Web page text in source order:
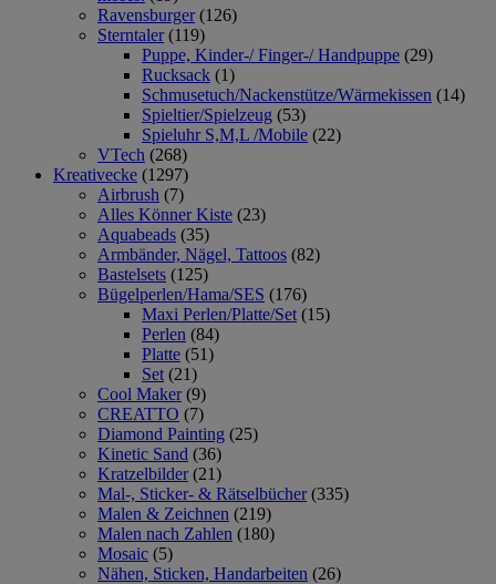
Ravensburger (126)
Sterntaler (119)
Puppe, Kinder-/ Finger-/ Handpuppe (29)
Rucksack (1)
Schmusetuch/Nackenstütze/Wärmekissen (14)
Spieltier/Spielzeug (53)
Spieluhr S,M,L /Mobile (22)
VTech (268)
Kreativecke (1297)
Airbrush (7)
Alles Könner Kiste (23)
Aquabeads (35)
Armbänder, Nägel, Tattoos (82)
Bastelsets (125)
Bügelperlen/Hama/SES (176)
Maxi Perlen/Platte/Set (15)
Perlen (84)
Platte (51)
Set (21)
Cool Maker (9)
CREATTO (7)
Diamond Painting (25)
Kinetic Sand (36)
Kratzelbilder (21)
Mal-, Sticker- & Rätselbücher (335)
Malen & Zeichnen (219)
Malen nach Zahlen (180)
Mosaic (5)
Nähen, Sticken, Handarbeiten (26)